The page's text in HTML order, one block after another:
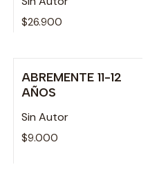
$26.900
Agotado
ABREMENTE 11-12
AÑOS
Sin Autor
$9.000